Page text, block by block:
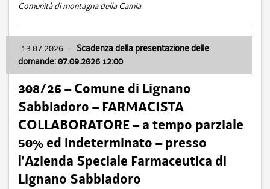
Comunità di montagna della Carnia
13.07.2026 - Scadenza della presentazione delle
domande: 07.09.2026 12:00
308/26 – Comune di Lignano
Sabbiadoro – FARMACISTA
COLLABORATORE – a tempo parziale
50% ed indeterminato – presso
l’Azienda Speciale Farmaceutica di
Lignano Sabbiadoro